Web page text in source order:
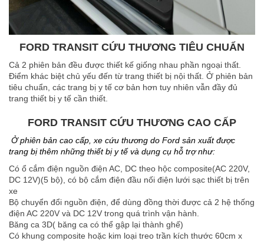
FORD TRANSIT CỨU THƯƠNG TIÊU CHUẨN
Cả 2 phiên bản đều được thiết kế giống nhau phần ngoại thất.
Điểm khác biệt chủ yếu đến từ trang thiết bị nội thất. Ở phiên bản
tiêu chuẩn, các trang bị y tế cơ bản hơn tuy nhiên vẫn đầy đủ
trang thiết bị y tế cần thiết.
FORD TRANSIT CỨU THƯƠNG CAO CẤP
Ở phiên bản cao cấp, xe cứu thương do Ford sản xuất được
trang bị thêm những thiết bị y tế và dụng cụ hỗ trợ như:
Có ổ cắm điện nguồn điện AC, DC theo hộc composite(AC 220V,
DC 12V)(5 bộ), có bộ cắm điện đầu nối điện lưới sạc thiết bị trên
xe
Bộ chuyển đổi nguồn điện, để dùng đồng thời được cả 2 hệ thống
điện AC 220V và DC 12V trong quá trình vận hành.
Băng ca 3D( băng ca có thể gập lại thành ghế)
Có khung composite hoặc kim loại treo trần kích thước 60cm x